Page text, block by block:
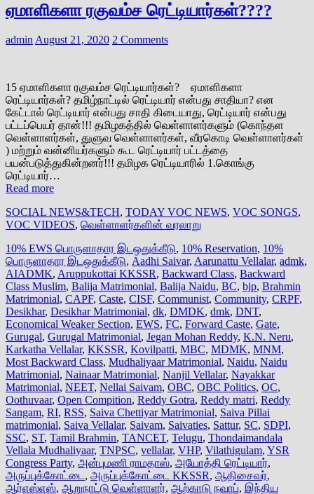
ஏமாளிகளா ரகுவம்ச ரெட்டியார்கள்????
adminAugust 21, 2020 2 Comments
15 ஏமாளிகளா ரகுவம்ச ரெட்டியார்கள்? ஏமாளிகளா
ரெட்டியார்கள்? தமிழ்நாட்டில் ரெட்டியார் என்பது சாதியா? என
கேட்டால் ரெட்டியார் என்பது சாதி கிடையாது, ரெட்டியார் என்பது
பட்டப்பெயர் தான்!!! தமிழகத்தில் வெள்ளாளர்களும் (கொந்தள
வெள்ளாளர்கள், துளுவ வெள்ளாளர்கள், வீரகொடி வெள்ளாளர்கள்
) மற்றும் வன்னியர்களும் கூட ரெட்டியார் பட்டத்தை
பயன்படுத்துகின்றனர்!!! தமிழக ரெட்டியாரில் 1.கொங்கு
ரெட்டியார்…
Read more
SOCIAL NEWS&TECH, TODAY VOC NEWS, VOC SONGS,
VOC VIDEOS, வெள்ளாளர்களின் வரலாறு
10% EWS பொருளாதார இடஒதுக்கீடு, 10% Reservation, 10%
பொருளாதார இடஒதுக்கீடு, Aadhi Saivar, Aarunattu Vellalar, admk,
AIADMK, Aruppukottai KKSSR, Backward Class, Backward
Class Muslim, Balija Matrimonial, Balija Naidu, BC, bjp, Brahmin
Matrimonial, CAPF, Caste, CISF, Communist, Community, CRPF,
Desikhar, Desikhar Matrimonial, dk, DMDK, dmk, DNT,
Economical Weaker Section, EWS, FC, Forward Caste, Gate,
Gurugal, Gurugal Matrimonial, Jegan Mohan Reddy, K.N. Neru,
Karkatha Vellalar, KKSSR, Kovilpatti, MBC, MDMK, MNM,
Most Backward Class, Mudhaliyaar Matrimonial, Naidu, Naidu
Matrimonial, Nainaar Matrimonial, Nanjil Vellalar, Nayakkar
Matrimonial, NEET, Nellai Saivam, OBC, OBC Politics, OC,
Oothuvaar, Open Compition, Reddy Gotra, Reddy matri, Reddy
Sangam, RI, RSS, Saiva Chettiyar Matrimonial, Saiva Pillai
matrimonial, Saiva Vellalar, Saivam, Saivaties, Sattur, SC, SDPI,
SSC, ST, Tamil Brahmin, TANCET, Telugu, Thondaimandala
Vellala Mudhaliyaar, TNPSC, vellalar, VHP, Vilathigulam, YSR
Congress Party, அன்புமணி ராமதாஸ், அயோத்தி ரெட்டியார்,
அருப்புக்கோட்டை, அருப்புக்கோட்டை KKSSR, ஆதிசைவர்,
ஆர்எஸ்எஸ், ஆறுநாட்டு வெள்ளாளர், ஆற்காடு நவாப், இந்திய